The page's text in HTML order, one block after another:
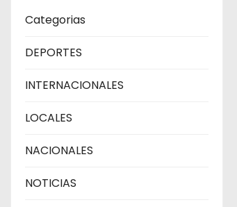
Categorias
DEPORTES
INTERNACIONALES
LOCALES
NACIONALES
NOTICIAS